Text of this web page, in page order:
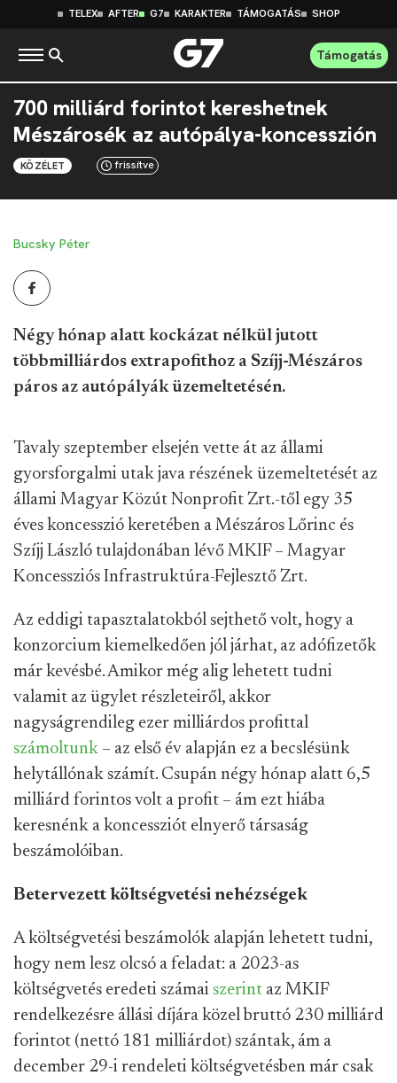
TELEX AFTER G7 KARAKTER TÁMOGATÁS SHOP
Támogatás
700 milliárd forintot kereshetnek
Mészárosék az autópálya-koncesszión
KÖZÉLET frissítve
Bucsky Péter
Négy hónap alatt kockázat nélkül jutott
többmilliárdos extrapofithoz a Szíjj-Mészáros
páros az autópályák üzemeltetésén.
Tavaly szeptember elsején vette át az állami
gyorsforgalmi utak java részének üzemeltetését az
állami Magyar Közút Nonprofit Zrt.-től egy 35
éves koncesszió keretében a Mészáros Lőrinc és
Szíjj László tulajdonában lévő MKIF – Magyar
Koncessziós Infrastruktúra-Fejlesztő Zrt.
Az eddigi tapasztalatokból sejthető volt, hogy a
konzorcium kiemelkedően jól járhat, az adófizetők
már kevésbé. Amikor még alig lehetett tudni
valamit az ügylet részleteiről, akkor
nagyságrendileg ezer milliárdos profittal
számoltunk – az első év alapján ez a becslésünk
helytállónak számít. Csupán négy hónap alatt 6,5
milliárd forintos volt a profit – ám ezt hiába
keresnénk a koncessziót elnyerő társaság
beszámolóiban.
Betervezett költségvetési nehézségek
A költségvetési beszámolók alapján lehetett tudni,
hogy nem lesz olcsó a feladat: a 2023-as
költségvetés eredeti számai szerint az MKIF
rendelkezésre állási díjára közel bruttó 230 milliárd
forintot (nettó 181 milliárdot) szántak, ám a
december 29-i rendeleti költségvetésben már csak